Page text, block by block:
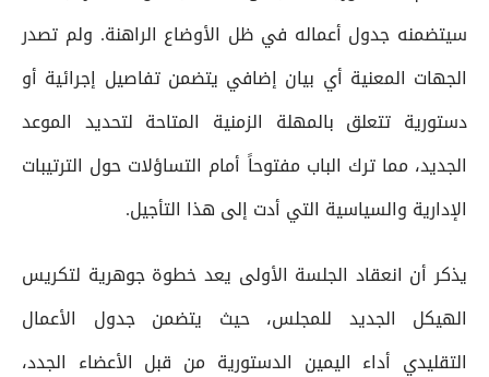
سيتضمنه جدول أعماله في ظل الأوضاع الراهنة. ولم تصدر
الجهات المعنية أي بيان إضافي يتضمن تفاصيل إجرائية أو
دستورية تتعلق بالمهلة الزمنية المتاحة لتحديد الموعد
الجديد، مما ترك الباب مفتوحاً أمام التساؤلات حول الترتيبات
الإدارية والسياسية التي أدت إلى هذا التأجيل.
يذكر أن انعقاد الجلسة الأولى يعد خطوة جوهرية لتكريس
الهيكل الجديد للمجلس، حيث يتضمن جدول الأعمال
التقليدي أداء اليمين الدستورية من قبل الأعضاء الجدد،